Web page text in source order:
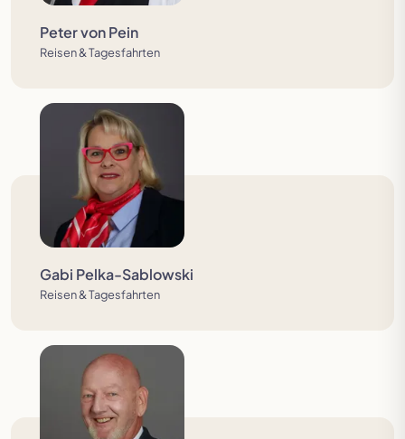
Peter von Pein
Reisen & Tagesfahrten
Gabi Pelka-Sablowski
Reisen & Tagesfahrten